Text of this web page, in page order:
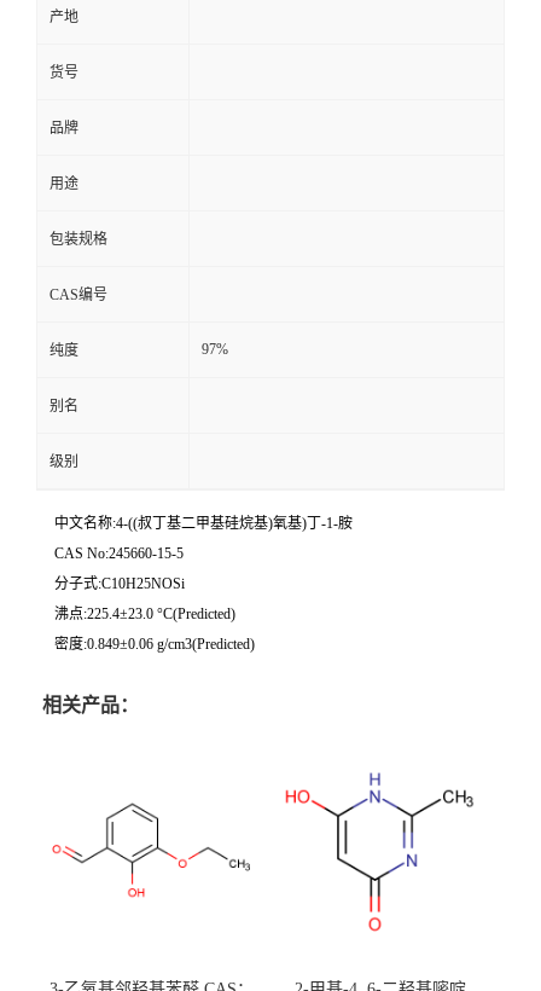
产地
货号
品牌
用途
包装规格
CAS编号
纯度 97%
别名
级别
中文名称:4-((叔丁基二甲基硅烷基)氧基)丁-1-胺
CAS No:245660-15-5
分子式:C10H25NOSi
沸点:225.4±23.0 °C(Predicted)
密度:0.849±0.06 g/cm3(Predicted)
相关产品：